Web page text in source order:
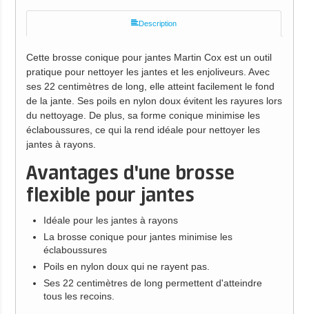
Description
Cette brosse conique pour jantes Martin Cox est un outil
pratique pour nettoyer les jantes et les enjoliveurs. Avec
ses 22 centimètres de long, elle atteint facilement le fond
de la jante. Ses poils en nylon doux évitent les rayures lors
du nettoyage. De plus, sa forme conique minimise les
éclaboussures, ce qui la rend idéale pour nettoyer les
jantes à rayons.
Avantages d'une brosse
flexible pour jantes
Idéale pour les jantes à rayons
La brosse conique pour jantes minimise les
éclaboussures
Poils en nylon doux qui ne rayent pas.
Ses 22 centimètres de long permettent d'atteindre
tous les recoins.